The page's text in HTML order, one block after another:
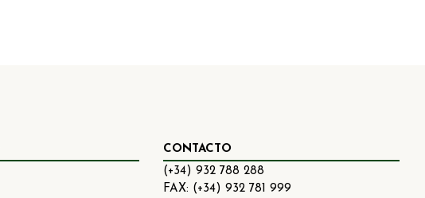
CONTACTO
(+34) 932 788 288
FAX: (+34) 932 781 999